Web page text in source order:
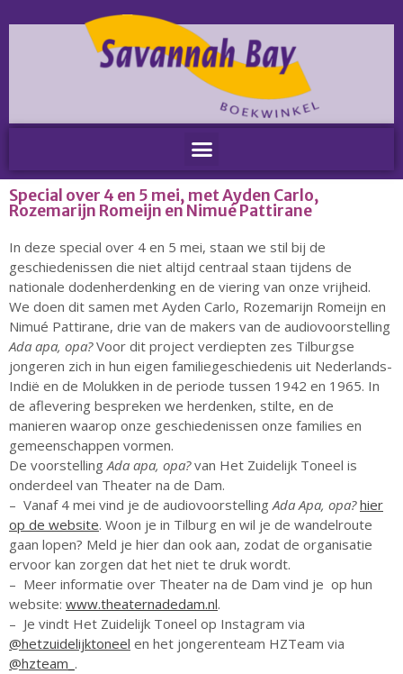
Home
Nieuws
Nieuws
Podcast
Agenda
Summer Stories 2026
Zakelijk
Algemeen
Verkoop op locatie
Voor Medewerkers en Relaties
Scholen
Verhuur
Over ons
Ons verhaal
Het Team
Smoelenboek
Stichting De Luister
Vacatures
Special over 4 en 5 mei, met Ayden Carlo,
Rozemarijn Romeijn en Nimué Pattirane
In deze special over 4 en 5 mei, staan we stil bij de
geschiedenissen die niet altijd centraal staan tijdens de
nationale dodenherdenking en de viering van onze vrijheid.
We doen dit samen met Ayden Carlo, Rozemarijn Romeijn en
Nimué Pattirane, drie van de makers van de audiovoorstelling
Ada apa, opa?Voor dit project verdiepten zes Tilburgse
jongeren zich in hun eigen familiegeschiedenis uit Nederlands-
Indië en de Molukken in de periode tussen 1942 en 1965. In
de aflevering bespreken we herdenken, stilte, en de
manieren waarop onze geschiedenissen onze families en
gemeenschappen vormen.
De voorstellingAda apa, opa?van Het Zuidelijk Toneel is
onderdeel van Theater na de Dam.
– Vanaf 4 mei vind je de audiovoorstellingAda Apa, opa? hier
op de website. Woon je in Tilburg en wil je de wandelroute
gaan lopen? Meld je hier dan ook aan, zodat de organisatie
ervoor kan zorgen dat het niet te druk wordt.
– Meer informatie over Theater na de Dam vind je op hun
website: www.theaternadedam.nl.
– Je vindt Het Zuidelijk Toneel op Instagram via
@hetzuidelijktoneel en het jongerenteam HZTeam via
@hzteam_ .